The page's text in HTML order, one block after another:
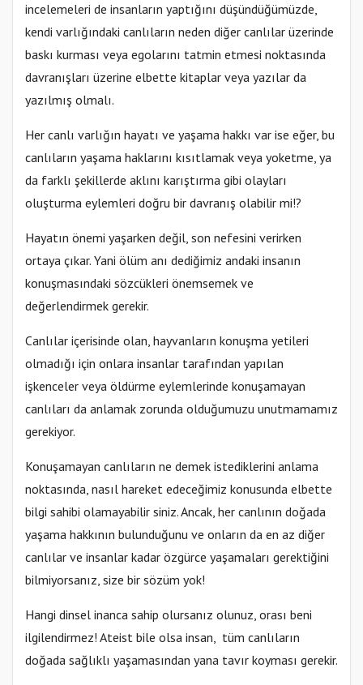
incelemeleri de insanların yaptığını düşündüğümüzde,
kendi varlığındaki canlıların neden diğer canlılar üzerinde
baskı kurması veya egolarını tatmin etmesi noktasında
davranışları üzerine elbette kitaplar veya yazılar da
yazılmış olmalı.
Her canlı varlığın hayatı ve yaşama hakkı var ise eğer, bu
canlıların yaşama haklarını kısıtlamak veya yoketme, ya
da farklı şekillerde aklını karıştırma gibi olayları
oluşturma eylemleri doğru bir davranış olabilir mi!?
Hayatın önemi yaşarken değil, son nefesini verirken
ortaya çıkar. Yani ölüm anı dediğimiz andaki insanın
konuşmasındaki sözcükleri önemsemek ve
değerlendirmek gerekir.
Canlılar içerisinde olan, hayvanların konuşma yetileri
olmadığı için onlara insanlar tarafından yapılan
işkenceler veya öldürme eylemlerinde konuşamayan
canlıları da anlamak zorunda olduğumuzu unutmamamız
gerekiyor.
Konuşamayan canlıların ne demek istediklerini anlama
noktasında, nasıl hareket edeceğimiz konusunda elbette
bilgi sahibi olamayabilir siniz. Ancak, her canlının doğada
yaşama hakkının bulunduğunu ve onların da en az diğer
canlılar ve insanlar kadar özgürce yaşamaları gerektiğini
bilmiyorsanız, size bir sözüm yok!
Hangi dinsel inanca sahip olursanız olunuz, orası beni
ilgilendirmez! Ateist bile olsa insan, tüm canlıların
doğada sağlıklı yaşamasından yana tavır koyması gerekir.